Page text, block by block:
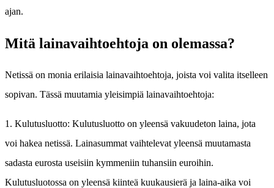
ajan.
Mitä lainavaihtoehtoja on olemassa?
Netissä on monia erilaisia lainavaihtoehtoja, joista voi valita itselleen
sopivan. Tässä muutamia yleisimpiä lainavaihtoehtoja:
1. Kulutusluotto: Kulutusluotto on yleensä vakuudeton laina, jota
voi hakea netissä. Lainasummat vaihtelevat yleensä muutamasta
sadasta eurosta useisiin kymmeniin tuhansiin euroihin.
Kulutusluotossa on yleensä kiinteä kuukausierä ja laina-aika voi